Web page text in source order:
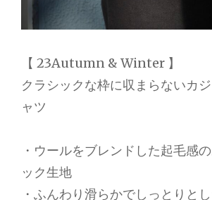
【 23Autumn & Winter 】
クラシックな枠に収まらないカ
ャツ
・ウールをブレンドした起毛感
ック生地
・ふんわり滑らかでしっとりと